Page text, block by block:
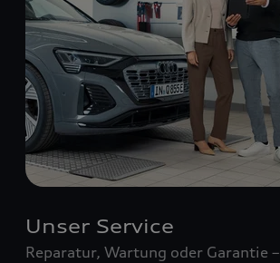
Unser Service
Reparatur, Wartung oder Garantie –